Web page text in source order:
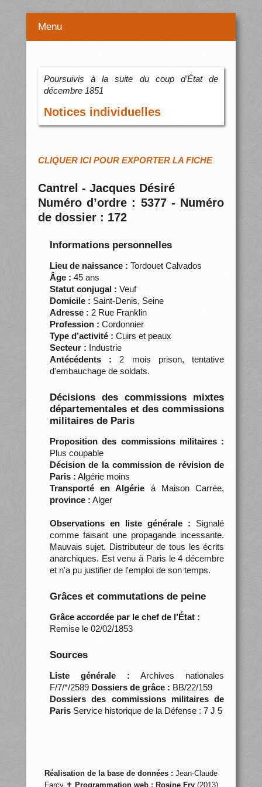
Menu
Poursuivis à la suite du coup d’État de
décembre 1851
Notices individuelles
CLIQUER ICI POUR EXPORTER LA FICHE
Cantrel - Jacques Désiré
Numéro d’ordre : 5377 - Numéro
de dossier : 172
Informations personnelles
Lieu de naissance : Tordouet Calvados
Âge : 45 ans
Statut conjugal : Veuf
Domicile : Saint-Denis, Seine
Adresse : 2 Rue Franklin
Profession : Cordonnier
Type d’activité : Cuirs et peaux
Secteur : Industrie
Antécédents : 2 mois prison, tentative
d'embauchage de soldats.
Décisions des commissions mixtes
départementales et des commissions
militaires de Paris
Proposition des commissions militaires :
Plus coupable
Décision de la commission de révision de
Paris : Algérie moins
Transporté en Algérie à Maison Carrée,
province : Alger
Observations en liste générale : Signalé
comme faisant une propagande incessante.
Mauvais sujet. Distributeur de tous les écrits
anarchiques. Est venu à Paris le 4 décembre
et n'a pu justifier de l'emploi de son temps.
Grâces et commutations de peine
Grâce accordée par le chef de l’État :
Remise le 02/02/1853
Sources
Liste générale : Archives nationales
F/7/*/2589 Dossiers de grâce : BB/22/159
Dossiers des commissions militaires de
ParisService historique de la Défense : 7 J 5
Réalisation de la base de données : Jean-Claude
Farcy ✝ Programmation web : Rosine Fry(2013)